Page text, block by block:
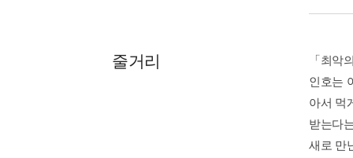
줄거리
「최악
인호는
아서 먹
받는다
새로 만